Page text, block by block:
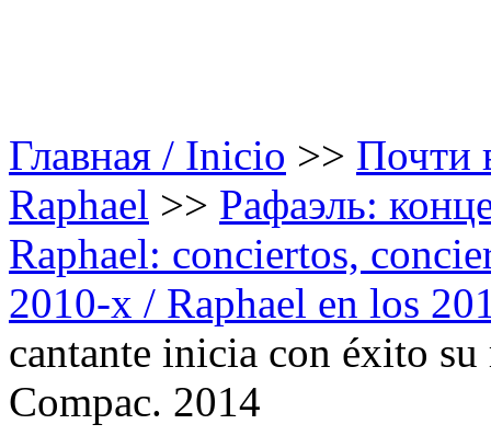
Главная / Inicio >> Почти
Raphael >> Рафаэль:
Raphael: conciertos,
2010-х / Raphael en los
cantante inicia con éxito
Compac. 2014